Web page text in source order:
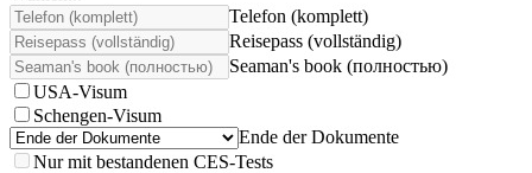
Telefon (komplett)
Reisepass (vollständig)
Seaman's book (полностью)
USA-Visum
Schengen-Visum
Ende der Dokumente
Nur mit bestandenen CES-Tests